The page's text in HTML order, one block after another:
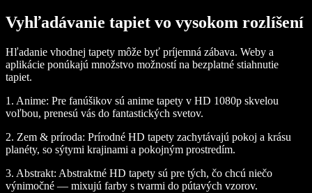
Vyhľadávanie tapiet vo vysokom rozlíšení
Hľadanie vhodnej tapety môže byť príjemná zábava. Weby a
aplikácie ponúkajú množstvo možností na bezplatné stiahnutie
tapiet.
1. Anime: Pre fanúšikov sú anime tapety v HD 1080p skvelou
voľbou, prenesú vás do fantastických svetov.
2. Zem & príroda: Prírodné HD tapety zachytávajú pokoj a krásu
planéty, so sýtymi krajinami a pokojným prostredím.
3. Abstrakt: Abstraktné HD tapety sú pre tých, čo chcú niečo
výnimočné — mixujú farby s tvarmi do pútavých vzorov.